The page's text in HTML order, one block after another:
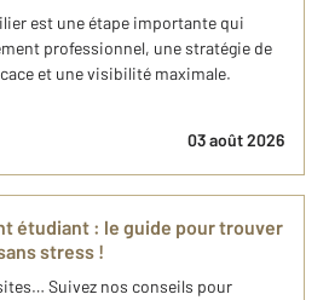
est une étape importante qui
professionnel, une stratégie de
et une visibilité maximale.
03 août 2026
étudiant : le guide pour trouver
stress !
Suivez nos conseils pour